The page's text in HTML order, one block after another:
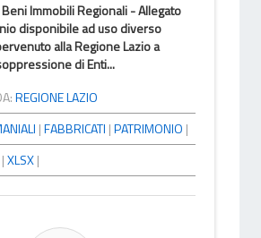
Immobili Regionali - Allegato
disponibile ad uso diverso
alla Regione Lazio a
di Enti...
REGIONE LAZIO
|FABBRICATI |PATRIMONIO |
|XLSX|